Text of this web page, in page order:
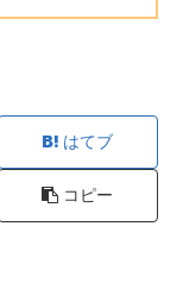
はてブ
コピー